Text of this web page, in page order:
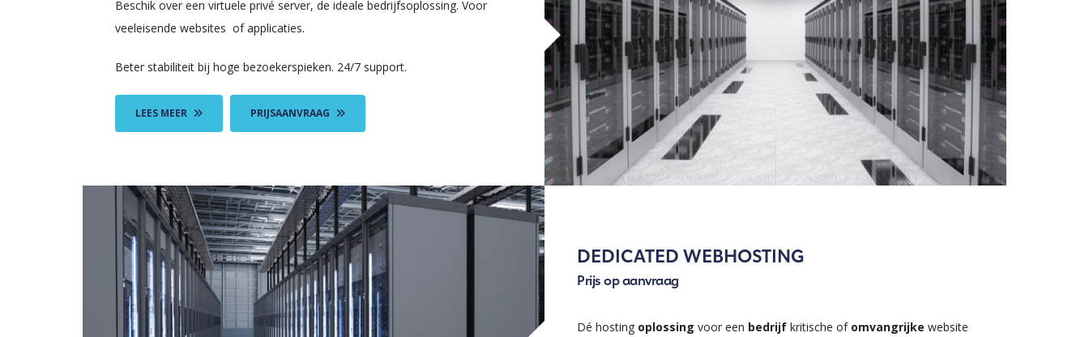
Beschik over een virtuele privé server, de ideale bedrijfsoplossing. Voor
veeleisende websites of applicaties.
Beter stabiliteit bij hoge bezoekerspieken. 24/7 support.
LEES MEER PRIJSAANVRAAG
DEDICATED WEBHOSTING
Prijs op aanvraag
Dé hosting oplossing voor een bedrijf kritische of omvangrijke website